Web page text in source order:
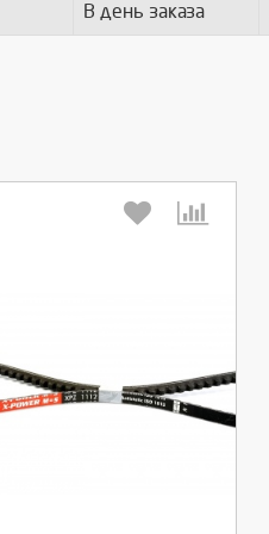
В день заказа
количество: